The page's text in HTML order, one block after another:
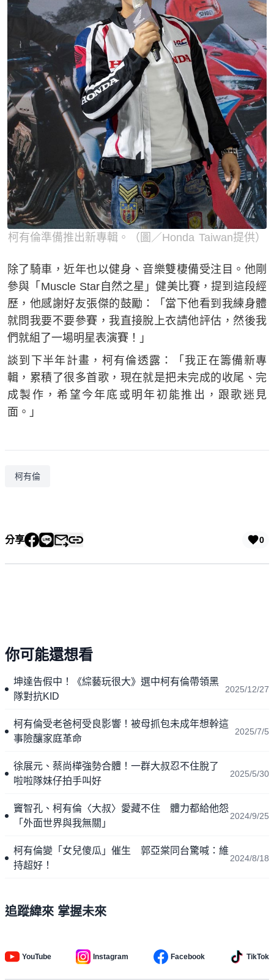
柯有倫準備推出新專輯。（圖／Honda Taiwan提供）
除了騎車，近年也以健身、音樂雙棲備受注目。他剛
參與「Muscle Star自然之星」健美比賽，提到這段經
歷，他感謝好友張傑的鼓勵：「當下他看到我練身體
就問我要不要參賽，我直接脫上衣請他評估，然後我
們就組了一場明星表演賽！」
談到下半年計畫，柯有倫透露：「我正在籌備新專
輯，累積了很多首歌，現在就是把未完成的收尾、完
成製作，希望今年底或明年初能推出，跟歌迷見
面。」
柯有倫
分享 0
你可能還想看
坤達告假中！《綜藝玩很大》選中柯有倫帶領黑
隊對抗KID
2025/12/27
柯有倫受老爸柯受良影響！被母抓包未成年想幹這
事險釀家庭革命
2025/7/5
徐展元、蔡尚樺強勢合體！一群大叔忍不住脫了
啦啦隊妹仔拍手叫好
2025/5/30
竇智孔、柯有倫〈大叔〉愛藏不住 體力都給他怨
「外面世界與我無關」
2024/9/25
柯有倫變「女兒傻瓜」催生 郭亞棠同台驚喊：維
持超好！
2024/8/18
追蹤緯來 掌握未來
YouTube Instagram Facebook TikTok